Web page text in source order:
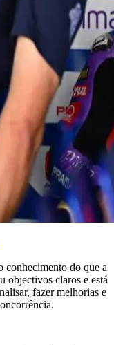
conhecimento do que a
objectivos claros e está
fazer melhorias e